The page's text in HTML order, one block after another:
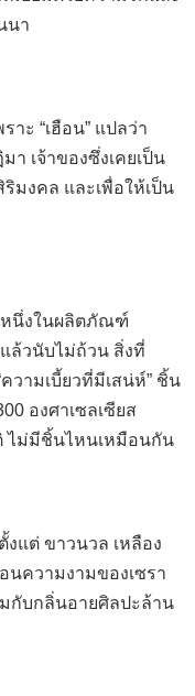
นา
าะ “เฮือน” แปลว่า
า เจ้าของซึ่งเคยเป็น
มงคล และเพื่อให้เป็น
หนึ่งในผลิตภัณฑ์
ล้วนับไม่ถ้วน สิ่งที่
วามเบี้ยวที่มีเสน่ห์” ชิ้น
องศาเซลเซียส
ไม่มีชิ้นไหนเหมือนกัน
งแต่ ขาวนวล เหลือง
ความงามของเซรา
กับกลิ่นอายศิลปะล้าน